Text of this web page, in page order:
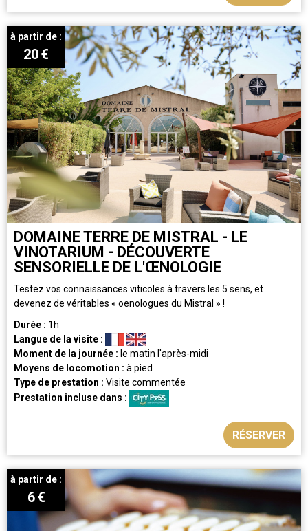
DOMAINE TERRE DE MISTRAL - LE
VINOTARIUM - DÉCOUVERTE
SENSORIELLE DE L'ŒNOLOGIE
Testez vos connaissances viticoles à travers les 5 sens, et
devenez de véritables « oenologues du Mistral » !
à partir de :
20€
Durée : 1h
Langue de la visite :
Moment de la journée : le matin l'après-midi
Moyens de locomotion : à pied
Type de prestation : Visite commentée
Prestation incluse dans :
RÉSERVER
à partir de :
6€